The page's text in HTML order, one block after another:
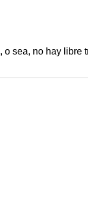
sea, no hay libre